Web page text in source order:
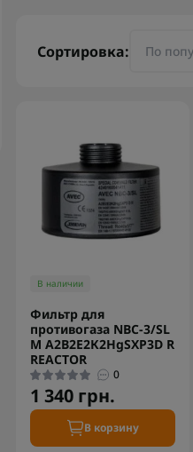
Сортировка:
В наличии
Фильтр для
противогаза NBC-3/SL
M А2В2Е2К2HgSXP3D R
REACTOR
0
1 340 грн.
В корзину